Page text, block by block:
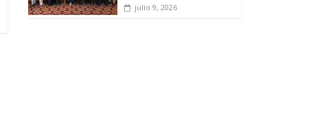
julio 9, 2026